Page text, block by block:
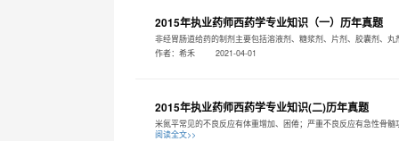
2015年执业药师西药学专业知识（一）历年真题
非经胃肠道给药的制剂主要包括溶液剂、糖浆剂、片剂、胶囊剂、
作者：希禾
2021-04-01
2015年执业药师西药学专业知识(二)历年真题
米氮平常见的不良反应有体重增加、困倦；严重不良反应有急性骨
阅读全文>>